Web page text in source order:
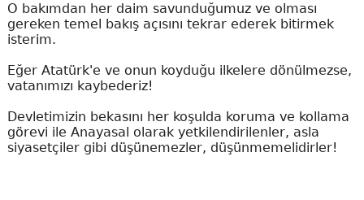
O bakımdan her daim savunduğumuz ve olması
gereken temel bakış açısını tekrar ederek bitirmek
isterim.
Eğer Atatürk'e ve onun koyduğu ilkelere dönülmezse,
vatanımızı kaybederiz!
Devletimizin bekasını her koşulda koruma ve kollama
görevi ile Anayasal olarak yetkilendirilenler, asla
siyasetçiler gibi düşünemezler, düşünmemelidirler!